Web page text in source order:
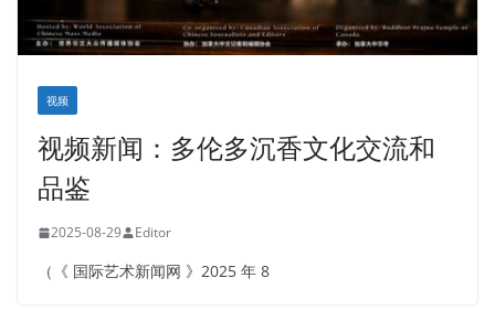
视频
视频新闻：多伦多沉香文化交流和
品鉴
2025-08-29 Editor
（《 国际艺术新闻网 》2025 年 8